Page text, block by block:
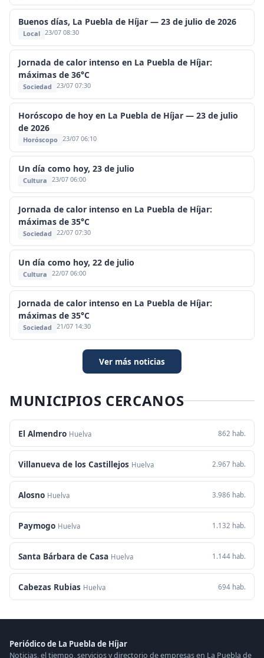
Buenos días, La Puebla de Híjar — 23 de julio de 2026
Local 23/07 08:30
Jornada de calor intenso en La Puebla de Híjar:
máximas de 36°C
Sociedad 23/07 07:30
Horóscopo de hoy en La Puebla de Híjar — 23 de julio
de 2026
Horóscopo 23/07 06:10
Un día como hoy, 23 de julio
Cultura 23/07 06:00
Jornada de calor intenso en La Puebla de Híjar:
máximas de 35°C
Sociedad 22/07 07:30
Un día como hoy, 22 de julio
Cultura 22/07 06:00
Jornada de calor intenso en La Puebla de Híjar:
máximas de 35°C
Sociedad 21/07 14:30
Ver más noticias
MUNICIPIOS CERCANOS
El Almendro Huelva 862 hab.
Villanueva de los Castillejos Huelva 2.967 hab.
Alosno Huelva 3.986 hab.
Paymogo Huelva 1.132 hab.
Santa Bárbara de Casa Huelva 1.144 hab.
Cabezas Rubias Huelva 694 hab.
Periódico de La Puebla de Híjar
Noticias, el tiempo, servicios y directorio de empresas en La Puebla de